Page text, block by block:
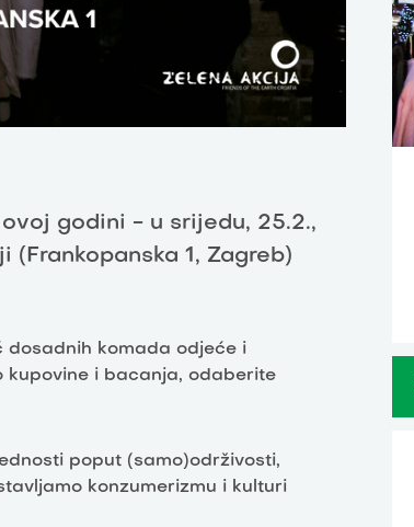
godini - u srijedu, 25.2.,
(Frankopanska 1, Zagreb)
dosadnih komada odjeće i
kupovine i bacanja, odaberite
poput (samo)održivosti,
konzumerizmu i kulturi